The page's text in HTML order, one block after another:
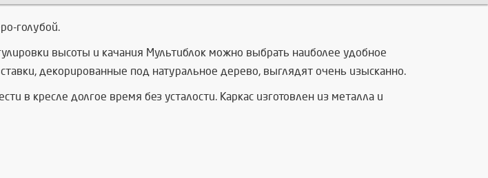
голубой.
высоты и качания Мультиблок можно выбрать наиболее удобное
декорированные под натуральное дерево, выглядят очень изысканно.
в кресле долгое время без усталости. Каркас изготовлен из металла и